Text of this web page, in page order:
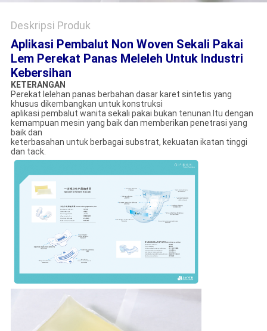
Deskripsi Produk
Aplikasi Pembalut Non Woven Sekali Pakai
Lem Perekat Panas Meleleh Untuk Industri
Kebersihan
KETERANGAN
Perekat lelehan panas berbahan dasar karet sintetis yang
khusus dikembangkan untuk konstruksi
aplikasi pembalut wanita sekali pakai bukan tenunan.Itu dengan
kemampuan mesin yang baik dan memberikan penetrasi yang
baik dan
keterbasahan untuk berbagai substrat, kekuatan ikatan tinggi
dan tack.